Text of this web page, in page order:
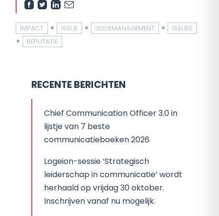
IMPACT ∘ ISSUE ∘ ISSUEMANAGEMENT ∘ ISSUES
∘ REPUTATIE
RECENTE BERICHTEN
Chief Communication Officer 3.0 in
lijstje van 7 beste
communicatieboeken 2026
Logeion-sessie ‘Strategisch
leiderschap in communicatie’ wordt
herhaald op vrijdag 30 oktober.
Inschrijven vanaf nu mogelijk.